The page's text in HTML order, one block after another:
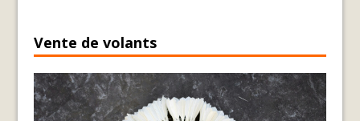
Vente de volants